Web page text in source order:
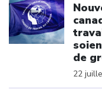
de
22